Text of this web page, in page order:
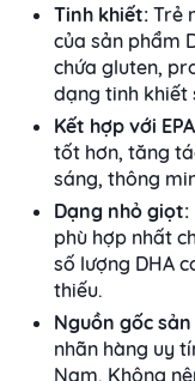
Tinh khiết: Trẻ
của sản phẩm
chứa gluten,
dạng tinh khiết
Kết hợp với
tốt hơn, tăng
sáng, thông
Dạng nhỏ giọt:
phù hợp nhất
số lượng DHA
thiếu.
Nguồn gốc
nhãn hàng uy
Nam. Không